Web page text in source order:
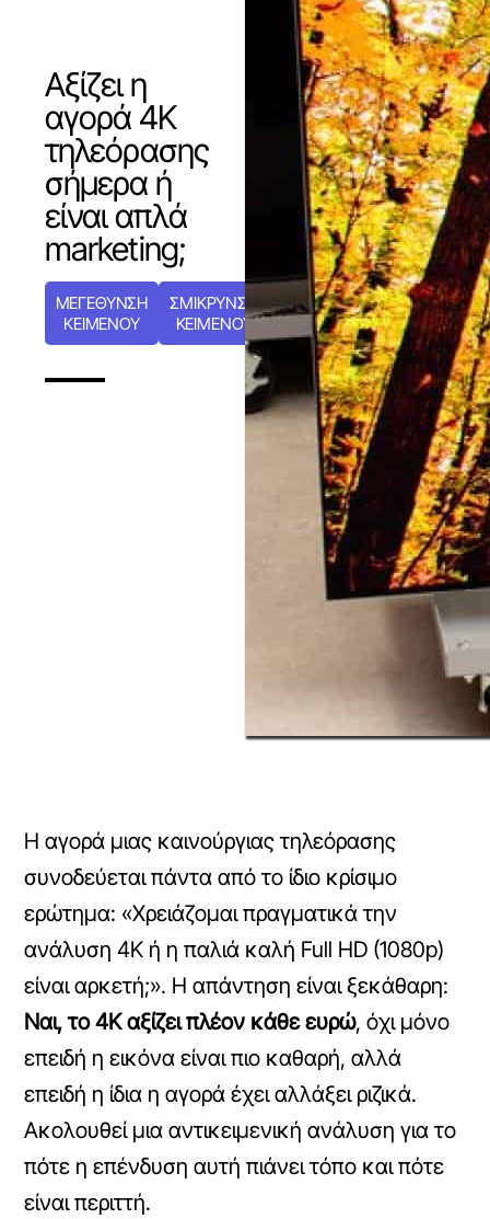
Αξίζει η
αγορά 4K
τηλεόρασης
σήμερα ή
είναι απλά
marketing;
ΜΕΓΕΘΥΝΣΗ
ΚΕΙΜΕΝΟΥ
ΣΜΙΚΡΥΝΣΗ
ΚΕΙΜΕΝΟΥ
Η αγορά μιας καινούργιας τηλεόρασης
συνοδεύεται πάντα από το ίδιο κρίσιμο
ερώτημα: «Χρειάζομαι πραγματικά την
ανάλυση 4K ή η παλιά καλή Full HD (1080p)
είναι αρκετή;». Η απάντηση είναι ξεκάθαρη:
Ναι, το 4K αξίζει πλέον κάθε ευρώ, όχι μόνο
επειδή η εικόνα είναι πιο καθαρή, αλλά
επειδή η ίδια η αγορά έχει αλλάξει ριζικά.
Ακολουθεί μια αντικειμενική ανάλυση για το
πότε η επένδυση αυτή πιάνει τόπο και πότε
είναι περιττή.